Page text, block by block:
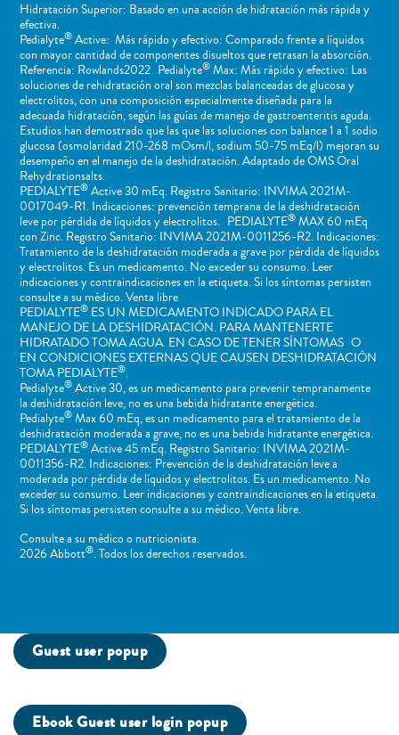
Hidratación Superior: Basado en una acción de hidratación más rápida y
efectiva.
Pedialyte®Active: Más rápido y efectivo: Comparado frente a líquidos
con mayor cantidad de componentes disueltos que retrasan la absorción.
Referencia: Rowlands2022 Pedialyte®Max: Más rápido y efectivo: Las
soluciones de rehidratación oral son mezclas balanceadas de glucosa y
electrolitos, con una composición especialmente diseñada para la
adecuada hidratación, según las guías de manejo de gastroenteritis aguda.
Estudios han demostrado que las que las soluciones con balance 1 a 1 sodio
glucosa (osmolaridad 210-268 mOsm/l, sodium 50-75 mEq/l) mejoran su
desempeño en el manejo de la deshidratación. Adaptado de OMS Oral
Rehydrationsalts.
PEDIALYTE®Active 30 mEq. Registro Sanitario: INVIMA 2021M-
0017049-R1. Indicaciones: prevención temprana de la deshidratación
leve por pérdida de líquidos y electrolitos. PEDIALYTE®MAX 60 mEq
con Zinc. Registro Sanitario: INVIMA 2021M-0011256-R2. Indicaciones:
Tratamiento de la deshidratación moderada a grave por pérdida de líquidos
y electrolitos. Es un medicamento. No exceder su consumo. Leer
indicaciones y contraindicaciones en la etiqueta. Si los síntomas persisten
consulte a su médico. Venta libre
PEDIALYTE®ES UN MEDICAMENTO INDICADO PARA EL
MANEJO DE LA DESHIDRATACIÓN. PARA MANTENERTE
HIDRATADO TOMA AGUA. EN CASO DE TENER SÍNTOMAS O
EN CONDICIONES EXTERNAS QUE CAUSEN DESHIDRATACIÓN
TOMA PEDIALYTE®.
Pedialyte®Active 30, es un medicamento para prevenir tempranamente
la deshidratación leve, no es una bebida hidratante energética.
Pedialyte®Max 60 mEq, es un medicamento para el tratamiento de la
deshidratación moderada a grave, no es una bebida hidratante energética.
PEDIALYTE®Active 45 mEq. Registro Sanitario: INVIMA 2021M-
0011356-R2. Indicaciones: Prevención de la deshidratación leve a
moderada por pérdida de líquidos y electrolitos. Es un medicamento. No
exceder su consumo. Leer indicaciones y contraindicaciones en la etiqueta.
Si los síntomas persisten consulte a su médico. Venta libre.
Consulte a su médico o nutricionista.
2026 Abbott®. Todos los derechos reservados.
Guest user popup
Ebook Guest user login popup